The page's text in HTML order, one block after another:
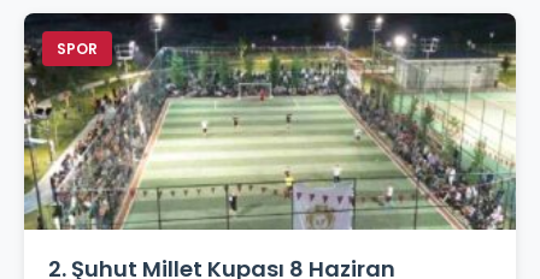
SPOR
2. Şuhut Millet Kupası 8 Haziran